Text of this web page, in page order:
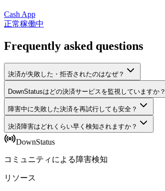
Cash App
正常稼働中
Frequently asked questions
決済が失敗した・拒否されたのはなぜ？
DownStatusはどの決済サービスを監視していますか？
障害中に失敗した決済を再試行しても安全？
決済障害はどれくらい早く検知されますか？
DownStatus
コミュニティによる障害検知
リソース